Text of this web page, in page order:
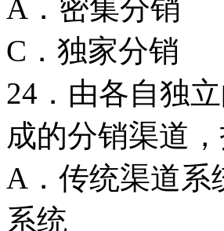
A．密
C．独
24．由各自独
成的分销渠道
A．传统
系统